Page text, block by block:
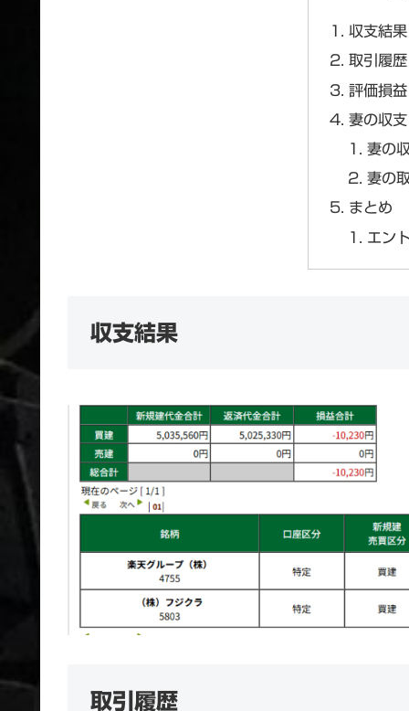
収支結果
取引履歴
評価損益
妻の収支
妻の
妻の
まとめ
エン
収支結果
取引履歴